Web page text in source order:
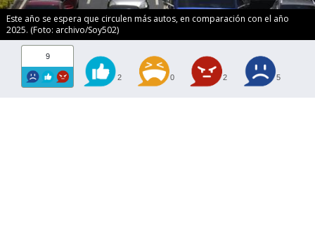
Este año se espera que circulen más autos, en comparación con el año
2025. (Foto: archivo/Soy502)
9
2 0 2 5